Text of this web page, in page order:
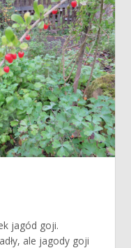
jagód goji.
ale jagody goji